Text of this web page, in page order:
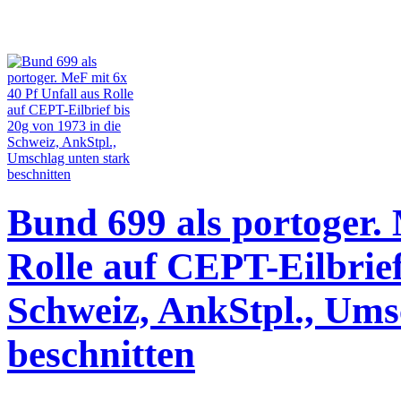
Bund 699 als
Rolle auf CEPT-
Schweiz, AnkStpl.,
beschnitten